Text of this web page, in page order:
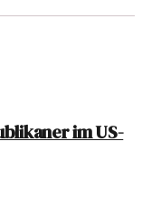
im US-